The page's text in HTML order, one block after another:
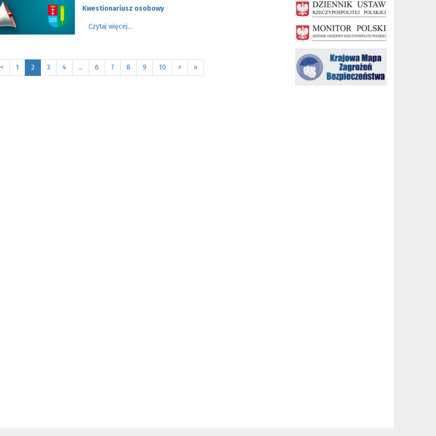
Kwestionariusz osobowy
Czytaj więcej...
< 1 2 3 4 ... 6 7 8 9 10 > »